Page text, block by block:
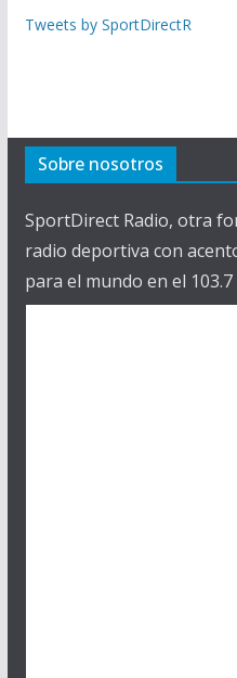
Tweets by SportDirectR
Sobre nosotros
SportDirect Radio, otra
radio deportiva con
para el mundo en el